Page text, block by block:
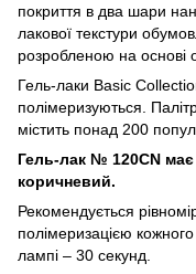
покриття в два шари
лакової текстури
розробленою на основі
Гель-лаки Basic
полімеризуються.
містить понад 200
Гель-лак № 120CN має
коричневий.
Рекомендується
полімеризацією
лампі – 30 секунд.